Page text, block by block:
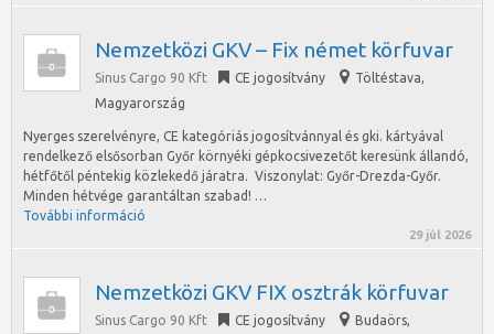
Nemzetközi GKV – Fix német körfuvar
Sinus Cargo 90 Kft CE jogosítvány Töltéstava,
Magyarország
Nyerges szerelvényre, CE kategóriás jogosítvánnyal és gki. kártyával
rendelkező elsősorban Győr környéki gépkocsivezetőt keresünk állandó,
hétfőtől péntekig közlekedő járatra. Viszonylat: Győr-Drezda-Győr.
Minden hétvége garantáltan szabad! …
További információ
29 júl 2026
Nemzetközi GKV FIX osztrák körfuvar
Sinus Cargo 90 Kft CE jogosítvány Budaörs,